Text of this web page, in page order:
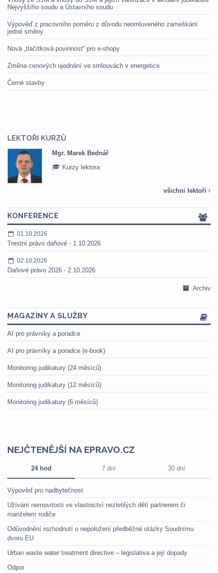
Nejvyššího soudu a Ústavního soudu
Výpověď z pracovního poměru z důvodu neomluveného zameškání
jedné směny
Nová „tlačítková povinnost“ pro e-shopy
Změna cenových ujednání ve smlouvách v energetice
Černé stavby
LEKTOŘI KURZŮ
Mgr. Marek Bednář
Kurzy lektora
všichni lektoři
KONFERENCE
01.10.2026
Trestní právo daňové - 1.10.2026
02.10.2026
Daňové právo 2026 - 2.10.2026
Archiv
MAGAZÍNY A SLUŽBY
AI pro právníky a poradce
AI pro právníky a poradce (e-book)
Monitoring judikatury (24 měsíců)
Monitoring judikatury (12 měsíců)
Monitoring judikatury (6 měsíců)
NEJČTENĚJŠÍ NA EPRAVO.CZ
24 hod 7 dní 30 dní
Výpověď pro nadbytečnost
Užívání nemovitosti ve vlastnictví nezletilých dětí partnerem či
manželem rodiče
Odůvodnění rozhodnutí o nepoložení předběžné otázky Soudnímu
dvoru EU
Urban waste water treatment directive – legislativa a její dopady
Odpor